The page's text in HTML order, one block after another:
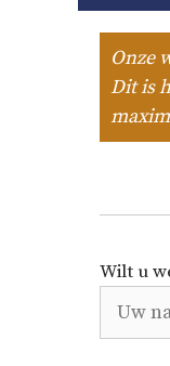
Onze
Dit is
Wilt u